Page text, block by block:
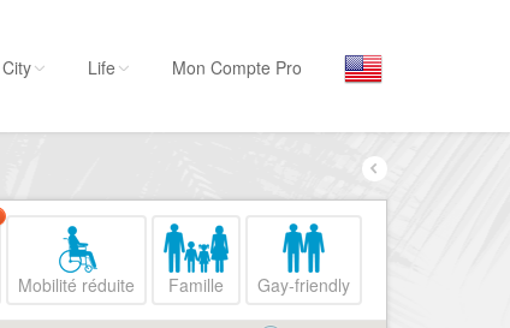
Hôtels, ...
Visiter
Musées, ...
City Life Mon Compte Pro
Mobilité réduite Famille Gay-friendly